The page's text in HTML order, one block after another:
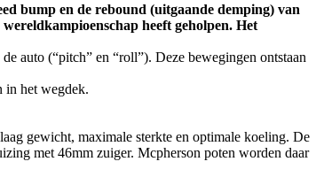
bump en de rebound (uitgaande demping) van
heeft geholpen. Het
auto (“pitch” en “roll”). Deze bewegingen ontstaan
in het wegdek.
gewicht, maximale sterkte en optimale koeling. De
met 46mm zuiger. Mcpherson poten worden daar